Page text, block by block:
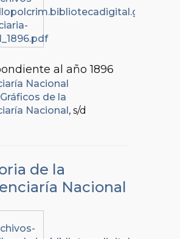
al año 1896
Nacional
de la
Nacional , s/d
de la
Nacional